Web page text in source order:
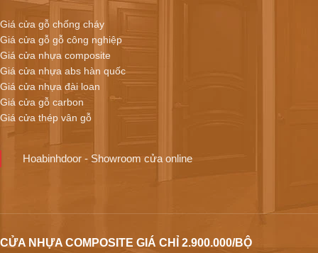
Giá cửa gỗ chống cháy
Giá cửa gỗ gỗ công nghiệp
Giá cửa nhựa composite
Giá cửa nhựa abs hàn quốc
Giá cửa nhựa đài loan
Giá cửa gỗ carbon
Giá cửa thép vân gỗ
Hoabinhdoor - Showroom cửa online
CỬA NHỰA COMPOSITE GIÁ CHỈ 2.900.000/BỘ